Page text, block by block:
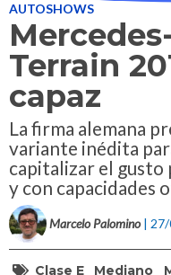
AUTOSHOWS
Terrain
capaz
La firma alemana
variante inédita
capitalizar el gusto
y con capacidades
Marcelo Palomino |
Clase E Mediano